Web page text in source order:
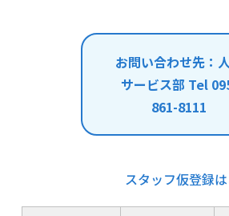
お問い合わせ先：
サービス部 Tel
861-8111
スタッフ仮登録